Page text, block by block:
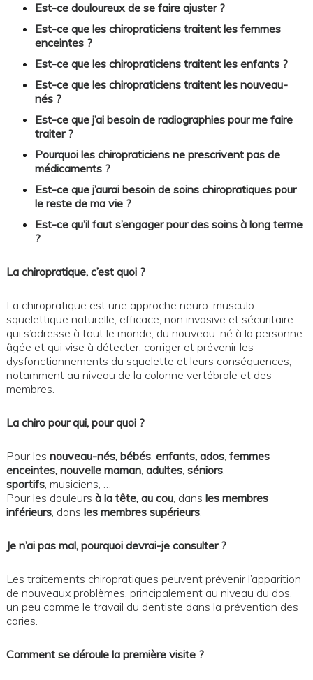
Est-ce douloureux de se faire ajuster ?
Est-ce que les chiropraticiens traitent les femmes
enceintes ?
Est-ce que les chiropraticiens traitent les enfants ?
Est-ce que les chiropraticiens traitent les nouveau-
nés ?
Est-ce que j’ai besoin de radiographies pour me faire
traiter ?
Pourquoi les chiropraticiens ne prescrivent pas de
médicaments ?
Est-ce que j’aurai besoin de soins chiropratiques pour
le reste de ma vie ?
Est-ce qu’il faut s’engager pour des soins à long terme
?
La chiropratique, c’est quoi ?
La chiropratique est une approche neuro-musculo
squelettique naturelle, efficace, non invasive et sécuritaire
qui s’adresse à tout le monde, du nouveau-né à la personne
âgée et qui vise à détecter, corriger et prévenir les
dysfonctionnements du squelette et leurs conséquences,
notamment au niveau de la colonne vertébrale et des
membres.
La chiro pour qui, pour quoi ?
Pour les nouveau-nés, bébés, enfants, ados, femmes
enceintes, nouvelle maman, adultes, séniors,
sportifs, musiciens, …
Pour les douleurs à la tête, au cou, dans les membres
inférieurs, dans les membres supérieurs.
Je n’ai pas mal, pourquoi devrai-je consulter ?
Les traitements chiropratiques peuvent prévenir l’apparition
de nouveaux problèmes, principalement au niveau du dos,
un peu comme le travail du dentiste dans la prévention des
caries.
Comment se déroule la première visite ?